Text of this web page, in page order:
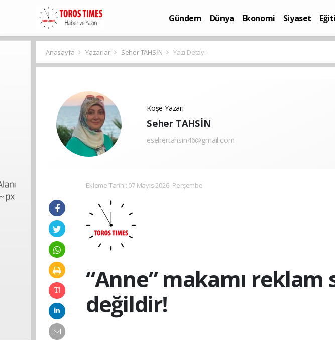
Gündem Dünya Ekonomi Siyaset
Anasayfa Yazarlar Seher TAHSİN Yazı Detayı
Köşe Yazarı
Seher TAHSİN
esehertahsin46@gmail.com
Ekleme Tarihi: 07 Mayıs 2026 -Perşembe
“Anne” makamı reklam
değildir!